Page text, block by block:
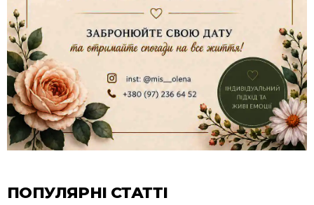
ПОПУЛЯРНІ СТАТТІ